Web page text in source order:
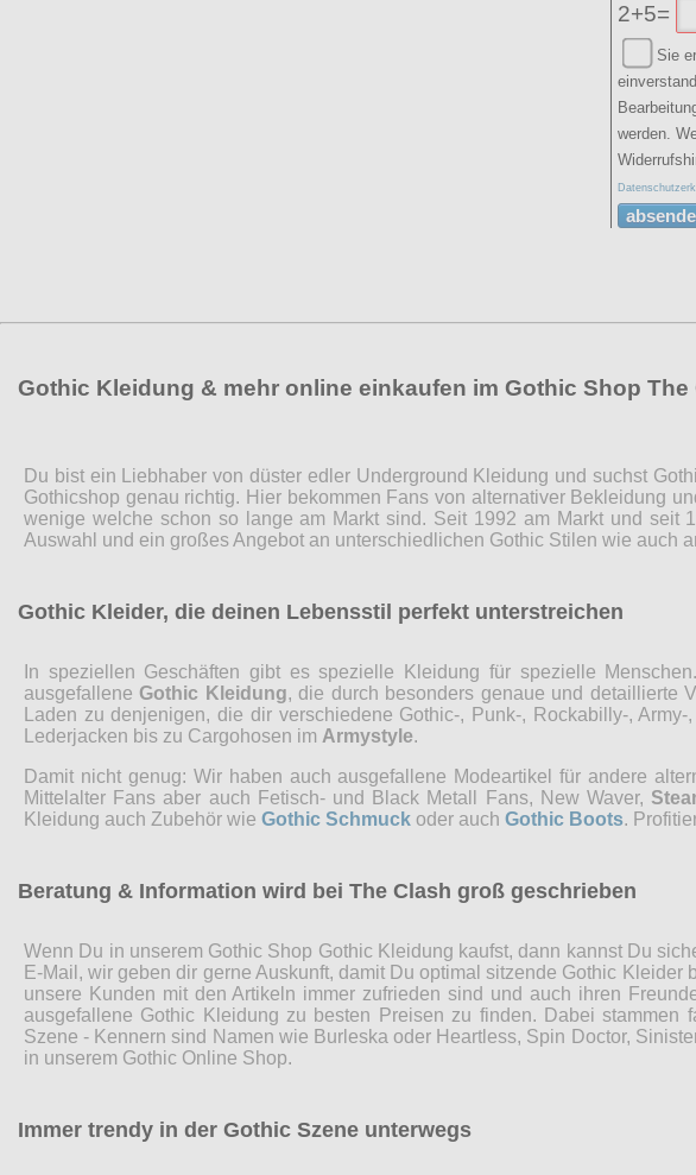
2+5=
Sie
werden.
Gothic Kleidung & mehr online einkaufen im Gothic Shop The
Du bist ein Liebhaber von düster edler Underground Kleidung und suchst
Gothicshop genau richtig. Hier bekommen Fans von alternativer Bekleidung
wenige welche schon so lange am Markt sind. Seit 1992 am Markt und
Auswahl und ein großes Angebot an unterschiedlichen Gothic Stilen wie auch
Gothic Kleider, die deinen Lebensstil perfekt unterstreichen
In speziellen Geschäften gibt es spezielle Kleidung für spezielle
ausgefallene Gothic Kleidung, die durch besonders genaue und detaillierte
Laden zu denjenigen, die dir verschiedene Gothic-, Punk-, Rockabilly-,
Lederjacken bis zu Cargohosen im Armystyle.
Damit nicht genug: Wir haben auch ausgefallene Modeartikel für andere
Mittelalter Fans aber auch Fetisch- und Black Metall Fans, New Waver,
Kleidung auch Zubehör wie Gothic Schmuck oder auch Gothic Boots.
Beratung & Information wird bei The Clash groß geschrieben
Wenn Du in unserem Gothic Shop Gothic Kleidung kaufst, dann kannst Du
E-Mail, wir geben dir gerne Auskunft, damit Du optimal sitzende Gothic
unsere Kunden mit den Artikeln immer zufrieden sind und auch ihren
ausgefallene Gothic Kleidung zu besten Preisen zu finden. Dabei
Szene - Kennern sind Namen wie Burleska oder Heartless, Spin Doctor,
in unserem Gothic Online Shop.
Immer trendy in der Gothic Szene unterwegs